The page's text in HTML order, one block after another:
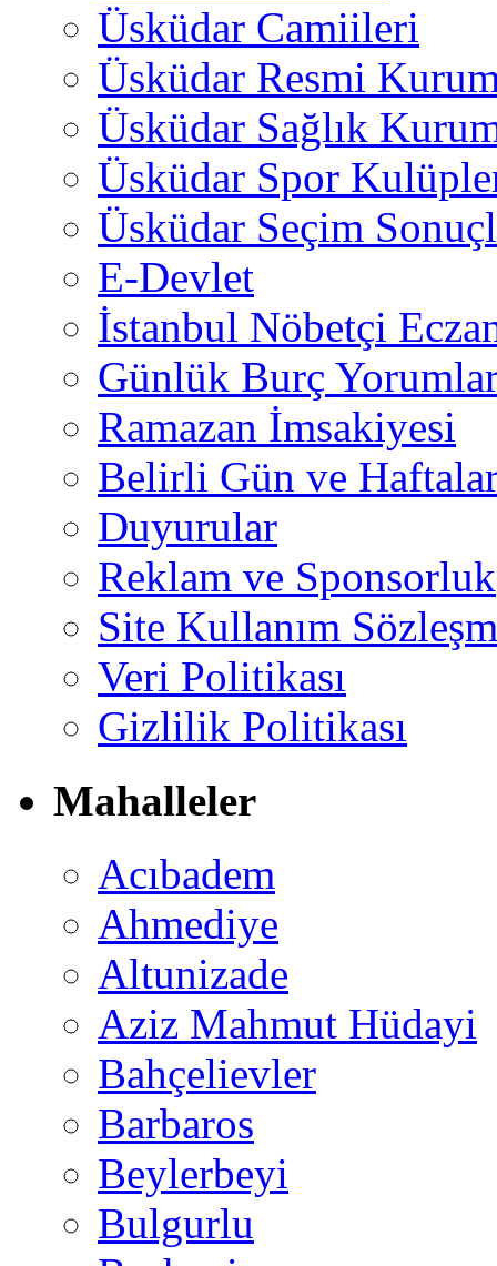
Üsküdar Camiileri
Üsküdar Resmi
Üsküdar Sağlık
Üsküdar Spor
Üsküdar Seçim
E-Devlet
İstanbul Nöbetçi
Günlük Burç
Ramazan İmsakiyesi
Belirli Gün ve
Duyurular
Reklam ve Sponsorluk
Site Kullanım
Veri Politikası
Gizlilik Politikası
Mahalleler
Acıbadem
Ahmediye
Altunizade
Aziz Mahmut Hüdayi
Bahçelievler
Barbaros
Beylerbeyi
Bulgurlu